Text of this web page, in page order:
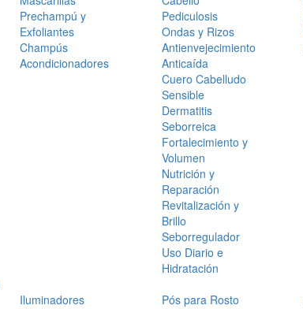
Prechampú y
Exfoliantes
Champús
Acondicionadores
Pediculosis
Ondas y Rizos
Antienvejecimiento
Anticaída
Cuero Cabelludo
Sensible
Dermatitis
Seborreica
Fortalecimiento y
Volumen
Nutrición y
Reparación
Revitalización y
Brillo
Seborregulador
Uso Diario e
Hidratación
Iluminadores
Pós para Rosto